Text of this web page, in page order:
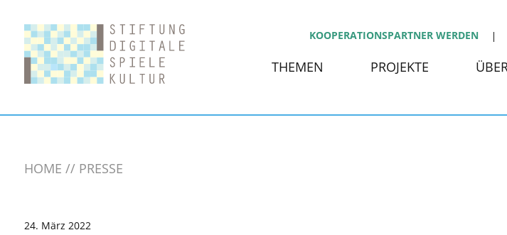
KOOPERATIONSPARTNER WERDEN
THEMEN PROJEKTE
HOME PRESSE
24. März 2022